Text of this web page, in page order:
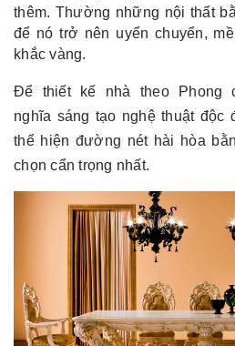
thêm. Thường những nội thất
để nó trở nên uyển chuyển,
khắc vàng.
Để thiết kế nhà theo Phong
nghĩa sáng tạo nghệ thuật độc
thể hiện đường nét hài hòa
chọn cẩn trọng nhất.